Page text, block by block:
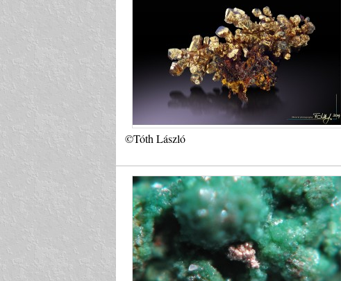
©Tóth László